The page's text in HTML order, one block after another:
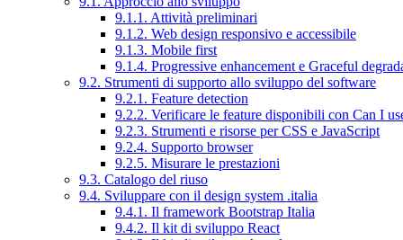
9.1.1. Attività preliminari
9.1.2. Web design responsivo e accessibile
9.1.3. Mobile first
9.1.4. Progressive enhancement e Graceful
9.2. Strumenti di supporto allo sviluppo del software
9.2.1. Feature detection
9.2.2. Verificare le feature disponibili con Can I
9.2.3. Strumenti e risorse per CSS e JavaScript
9.2.4. Supporto browser
9.2.5. Misurare le prestazioni
9.3. Catalogo del riuso
9.4. Sviluppare con il design system .italia
9.4.1. Il framework Bootstrap Italia
9.4.2. Il kit di sviluppo React